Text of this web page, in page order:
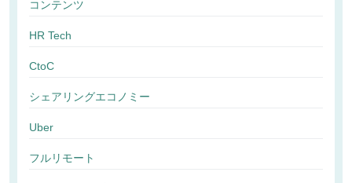
コンテンツ
HR Tech
CtoC
シェアリングエコノミー
Uber
フルリモート